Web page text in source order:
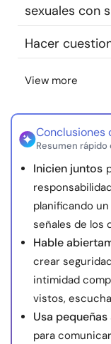
Encuentra un
Idioma
nosotros
© Copyright
sexuales con
Hacer
View more
Conclusiones
Resumen rápido
Inicien juntos
planificando
señales de los
Hable
crear
intimidad
vistos,
Usa
para